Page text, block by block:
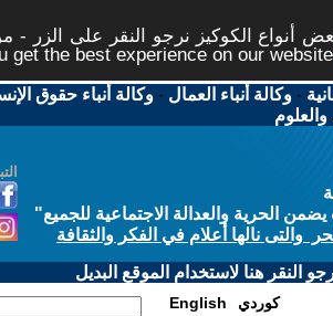
أنواع الكوكيز نرجو النقر على الزر -
get the best experience on our website
-وكالة أنباء العمال -وكالة أنباء حقوق
الحرية والعدالة الاجتماعية للجميع"
والتى نالها أعلام في الفكر والثقافة
النقر هنا لاستخدام الموقع البديل
English كوردي